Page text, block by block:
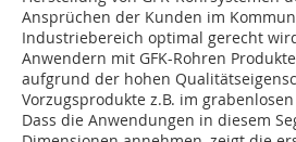
Ansprüchen der Kunden im
Industriebereich optimal gerecht
Anwendern mit GFK-Rohren
aufgrund der hohen
Vorzugsprodukte z.B. im
Dass die Anwendungen in diesem